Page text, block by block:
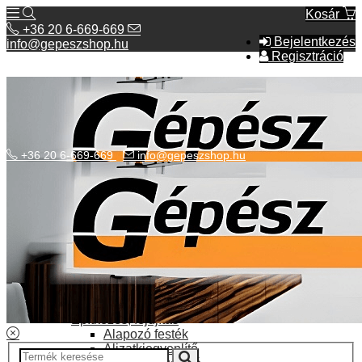
Kosár
Bejelentkezés
Regisztráció
+36 20 6-669-669
info@gepeszshop.hu
Kategóriák menü
Bolhapiac
Elektromos fűtés
Építkezés, fejújítás
Alapozó festék
Aljzatkiegyenlítő
+36 20 6-669-669 info@gepeszshop.hu